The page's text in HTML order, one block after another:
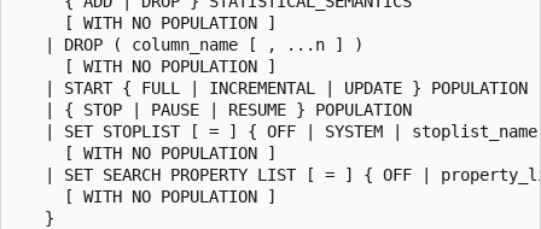
     [ WITH NO POPULATION ]
   | DROP ( column_name [ , ...n ] )
     [ WITH NO POPULATION ]
   | START { FULL | INCREMENTAL | UPDATE } POPULATION
   | { STOP | PAUSE | RESUME } POPULATION
| SET STOPLIST [ = ] { OFF | SYSTEM | stoplist_name
     [ WITH NO POPULATION ]
| SET SEARCH PROPERTY LIST [ = ] { OFF |
     [ WITH NO POPULATION ]
   }